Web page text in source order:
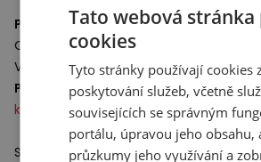
Pánské tričkos krátkým rukávem pro
Oděv je vyroben z kvalitní měkké bavlny.
Ve střední části hrudníku je umístěno
Pánské tričkos krátkým rukávem
klasickou pánskou obuv.
Specifikace:
Tato webová stránka
cookies
Tyto stránky používají cookies
poskytování služeb, včetně
souvisejících se správným
portálu, úpravou jeho obsahu,
průzkumy jeho využívání a